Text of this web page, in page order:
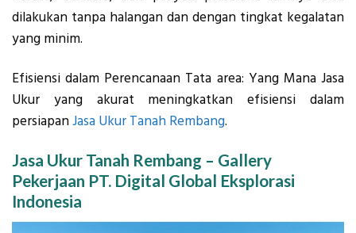
dilakukan tanpa halangan dan dengan tingkat kegalatan
yang minim.
Efisiensi dalam Perencanaan Tata area: Yang Mana Jasa
Ukur yang akurat meningkatkan efisiensi dalam
persiapanJasa Ukur Tanah Rembang.
Jasa Ukur Tanah Rembang – Gallery
Pekerjaan PT. Digital Global Eksplorasi
Indonesia